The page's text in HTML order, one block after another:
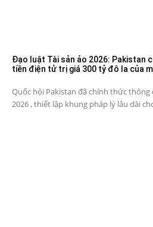
Đạo luật Tài sản ảo 2026: Pakistan
tiền điện tử trị giá 300 tỷ đô la của
Quốc hội Pakistan đã chính thức thông
2026 , thiết lập khung pháp lý lâu dài